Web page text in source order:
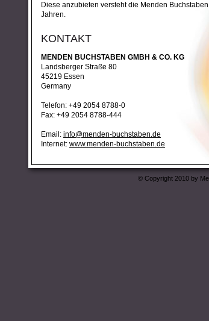
Diese anzubieten versteht die Menden
Jahren.
KONTAKT
MENDEN BUCHSTABEN GMBH & CO. KG
Landsberger Straße 80
45219 Essen
Germany
Telefon: +49 2054 8788-0
Fax: +49 2054 8788-444
Email: info@menden-buchstaben.de
Internet: www.menden-buchstaben.de
© Copyright 2010 by